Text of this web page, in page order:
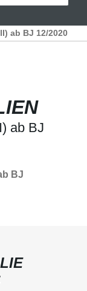
ab BJ 12/2020
ab BJ
BJ